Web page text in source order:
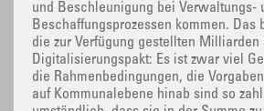
und Beschleunigung bei Verwaltungs-
Beschaffungsprozessen kommen. Das
die zur Verfügung gestellten Milliarden
Digitalisierungspakt: Es ist zwar viel
die Rahmenbedingungen, die
auf Kommunalebene hinab sind so